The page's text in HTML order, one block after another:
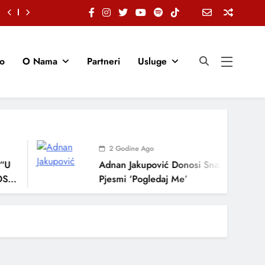
O Nama Partneri Usluge
2 Godine Ago
Adnan Jakupović Donosi Snažnu
Pjesmi ‘Pogledaj Me’